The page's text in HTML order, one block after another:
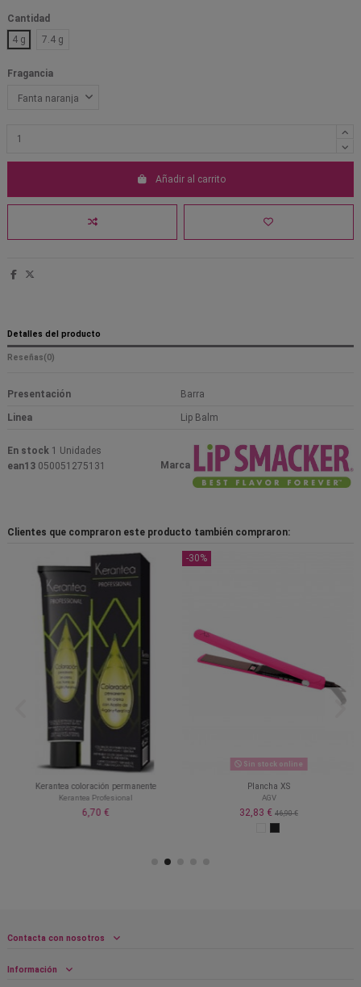
Cantidad
4 g
7.4 g
Fragancia
Añadir al carrito
Detalles del producto
Reseñas(0)
Presentación Barra
Linea Lip Balm
Marca
En stock 1 Unidades
ean13 050051275131
Clientes que compraron este producto también compraron:
Kerantea coloración permanente
Kerantea Profesional
6,70 €
-30%
Sin stock online
Plancha XS
AGV
32,83 € 46,90 €
Contacta con nosotros
Información